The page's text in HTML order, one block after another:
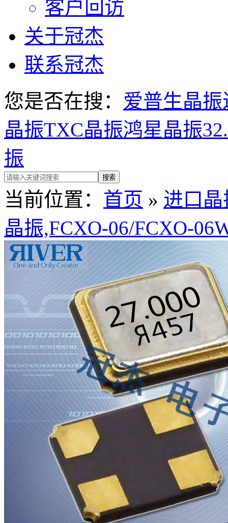
客户回访
关于冠杰
联系冠杰
您是否在搜： 爱普生晶振
晶振TXC晶振鸿星晶振
振
当前位置： 首页 » 进口晶
晶振,FCXO-06/FCXO-